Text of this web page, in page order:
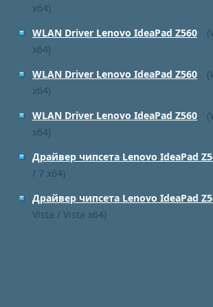
x64)
WLAN Driver Lenovo IdeaPad Z560
x64)
WLAN Driver Lenovo IdeaPad Z560
x64)
WLAN Driver Lenovo IdeaPad Z560
x64)
Драйвер чипсета Lenovo IdeaPad
/ 7 x64)
Драйвер чипсета Lenovo IdeaPad
Vista / Vista x64)